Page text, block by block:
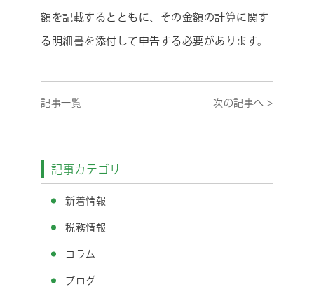
額を記載するとともに、その金額の計算に関す
る明細書を添付して申告する必要があります。
記事一覧 次の記事へ >
記事カテゴリ
新着情報
税務情報
コラム
ブログ